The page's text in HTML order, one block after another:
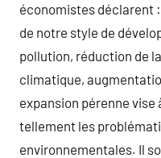
économistes déclarent
de notre style de
pollution, réduction de
climatique,
expansion pérenne
tellement les
environnementales. Il